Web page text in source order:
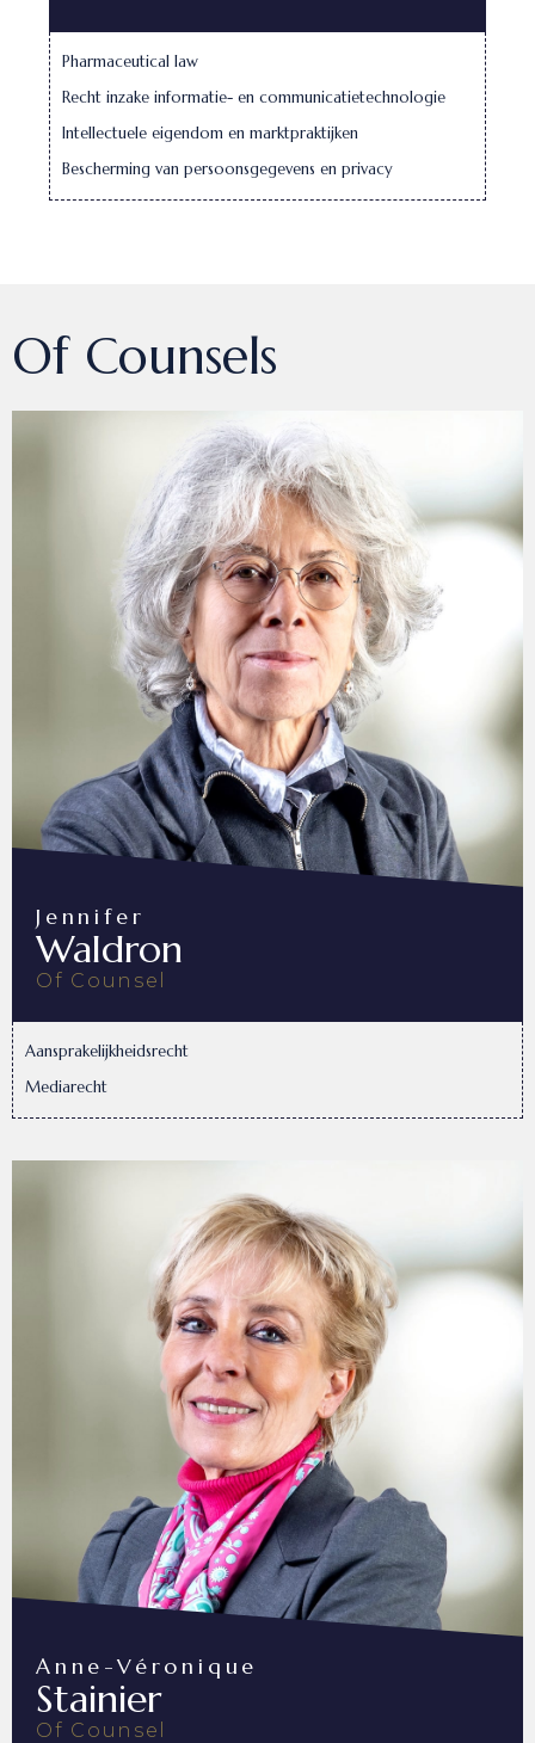
Pharmaceutical law
Recht inzake informatie- en communicatietechnologie
Intellectuele eigendom en marktpraktijken
Bescherming van persoonsgegevens en privacy
Of Counsels
Jennifer
Waldron
Of Counsel
Aansprakelijkheidsrecht
Mediarecht
Anne-Véronique
Stainier
Of Counsel